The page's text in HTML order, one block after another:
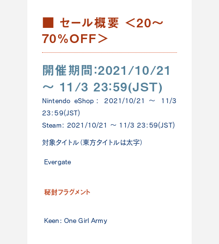
■ セール概要 ＜20～
70%OFF＞
開催期間：2021/10/21
～ 11/3 23：59(JST)
Nintendo eShop： 2021/10/21 ～ 11/3
23：59(JST)
Steam： 2021/10/21 ～ 11/3 23：59(JST)
対象タイトル（東方タイトルは太字）
Evergate
秘封フラグメント
Keen: One Girl Army